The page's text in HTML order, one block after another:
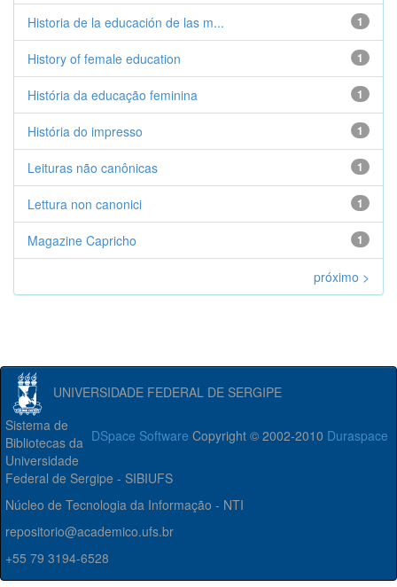
1
Historia de la educación de las m...
1
History of female education
1
História da educação feminina
1
História do impresso
1
Leituras não canônicas
1
Lettura non canonici
1
Magazine Capricho
próximo >
UNIVERSIDADE FEDERAL DE SERGIPE
DSpace Software Copyright © 2002-2010 Duraspace
Sistema de
Bibliotecas da
Universidade
Federal de Sergipe - SIBIUFS
Núcleo de Tecnologia da Informação - NTI
repositorio@academico.ufs.br
+55 79 3194-6528